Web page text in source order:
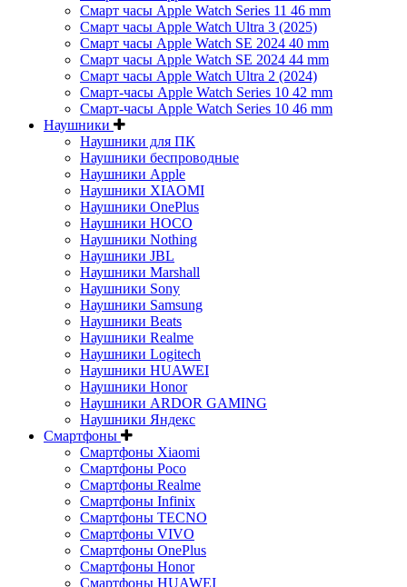
Смарт часы Apple Watch Series 11 46 mm
Смарт часы Apple Watch Ultra 3 (2025)
Смарт часы Apple Watch SE 2024 40 mm
Смарт часы Apple Watch SE 2024 44 mm
Смарт часы Apple Watch Ultra 2 (2024)
Смарт-часы Apple Watch Series 10 42 mm
Смарт-часы Apple Watch Series 10 46 mm
Наушники
Наушники для ПК
Наушники беспроводные
Наушники Apple
Наушники XIAOMI
Наушники OnePlus
Наушники HOCO
Наушники Nothing
Наушники JBL
Наушники Marshall
Наушники Sony
Наушники Samsung
Наушники Beats
Наушники Realme
Наушники Logitech
Наушники HUAWEI
Наушники Honor
Наушники ARDOR GAMING
Наушники Яндекс
Смартфоны
Смартфоны Xiaomi
Смартфоны Poco
Смартфоны Realme
Смартфоны Infinix
Смартфоны TECNO
Смартфоны VIVO
Смартфоны OnePlus
Смартфоны Honor
Смартфоны HUAWEI